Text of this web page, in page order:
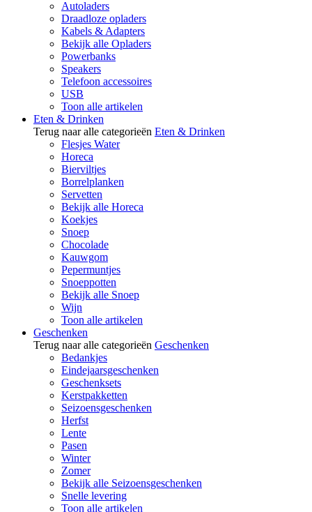
Autoladers
Draadloze opladers
Kabels & Adapters
Bekijk alle Opladers
Powerbanks
Speakers
Telefoon accessoires
USB
Toon alle artikelen
Eten & Drinken
Terug naar alle categorieën Eten & Drinken
Flesjes Water
Horeca
Bierviltjes
Borrelplanken
Servetten
Bekijk alle Horeca
Koekjes
Snoep
Chocolade
Kauwgom
Pepermuntjes
Snoeppotten
Bekijk alle Snoep
Wijn
Toon alle artikelen
Geschenken
Terug naar alle categorieën Geschenken
Bedankjes
Eindejaarsgeschenken
Geschenksets
Kerstpakketten
Seizoensgeschenken
Herfst
Lente
Pasen
Winter
Zomer
Bekijk alle Seizoensgeschenken
Snelle levering
Toon alle artikelen